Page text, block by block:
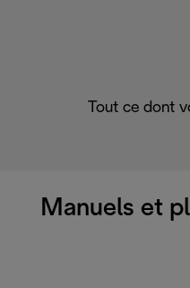
Tout ce dont
Manuels et